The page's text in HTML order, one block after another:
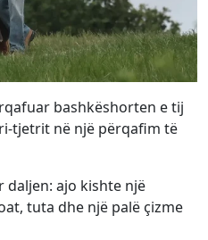
bashkëshorten e tij
tjetrit në një përqafim të
daljen: ajo kishte një
tuta dhe një palë çizme